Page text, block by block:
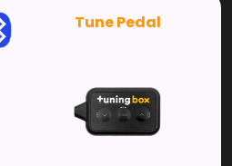
Tune Pedal